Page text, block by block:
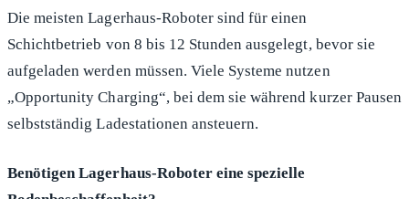
Die meisten Lagerhaus-Roboter sind für einen
Schichtbetrieb von 8 bis 12 Stunden ausgelegt, bevor sie
aufgeladen werden müssen. Viele Systeme nutzen
„Opportunity Charging“, bei dem sie während kurzer Pausen
selbstständig Ladestationen ansteuern.
Benötigen Lagerhaus-Roboter eine spezielle